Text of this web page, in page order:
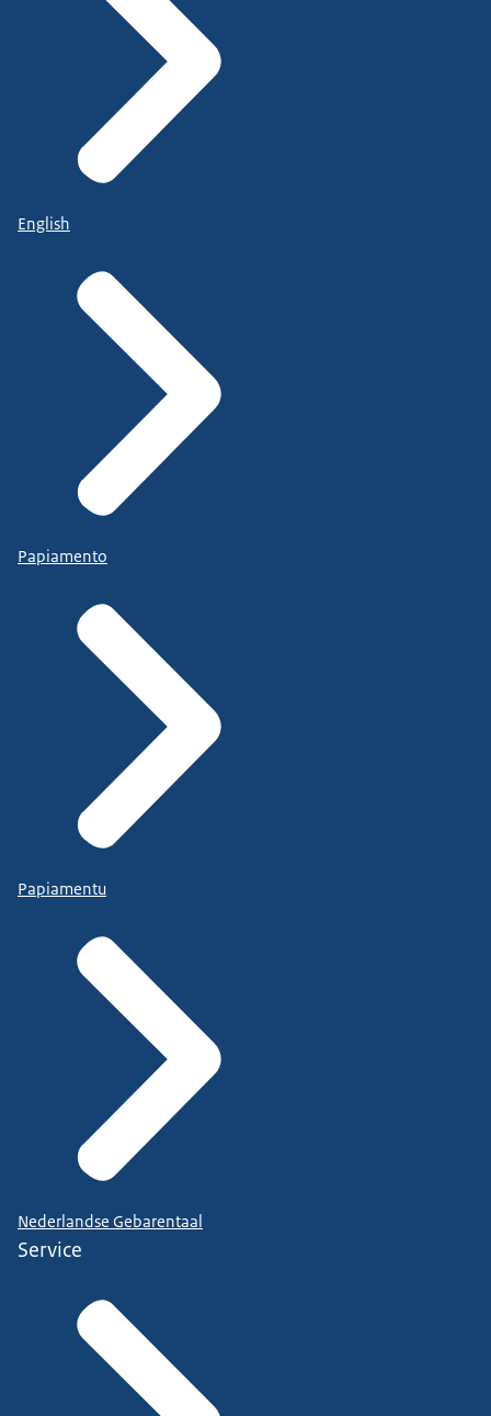
English
Papiamento
Papiamentu
Nederlandse Gebarentaal
Service